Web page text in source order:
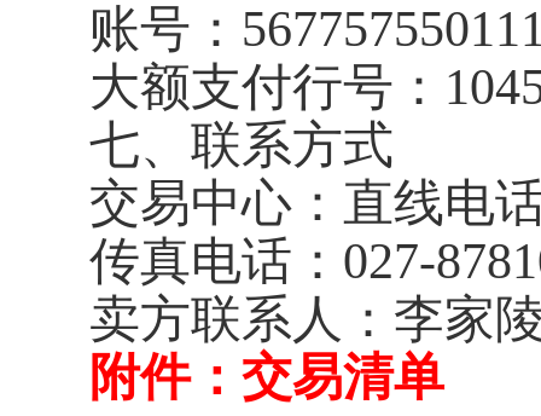
账号：
大额支付行号：
七、联系方式
交易中心：直线电
传真电话： 027-
卖方联系人：李家
附件：交易清单